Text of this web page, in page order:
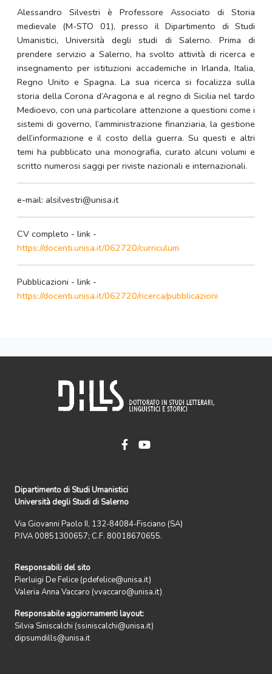
Alessandro Silvestri è Professore Associato di Storia
medievale (M-STO 01), presso il Dipartimento di Studi
Umanistici, Università degli studi di Salerno. Prima di
prendere servizio a Salerno, ha svolto attività di ricerca e
insegnamento per istituzioni accademiche in Irlanda, Italia,
Regno Unito e Spagna. La sua ricerca si focalizza sulla
storia della Corona d’Aragona e al regno di Sicilia nel tardo
Medioevo, con una particolare attenzione a questioni come i
sistemi di governo, l’amministrazione finanziaria, la gestione
dell’informazione e il costo della guerra. Su questi e altri
temi ha pubblicato una monografia, curato alcuni volumi e
scritto numerosi saggi per riviste nazionali e internazionali.
e-mail: alsilvestri@unisa.it
CV completo - link -
https://docenti.unisa.it/062720/curriculum
Pubblicazioni - link -
https://docenti.unisa.it/062720/ricerca/pubblicazioni
Dipartimento di Studi Umanistici
Università degli Studi di Salerno
Via Giovanni Paolo II, 132-84084-Fisciano (SA)
P.IVA 00851300657; C.F. 80018670655.
Responsabili del sito
Pierluigi De Felice (pdefelice@unisa.it)
Valeria Anna Vaccaro (vvaccaro@unisa.it)
Responsabile aggiornamenti layout:
Silvia Siniscalchi (ssiniscalchi@unisa.it)
dipsumdills@unisa.it